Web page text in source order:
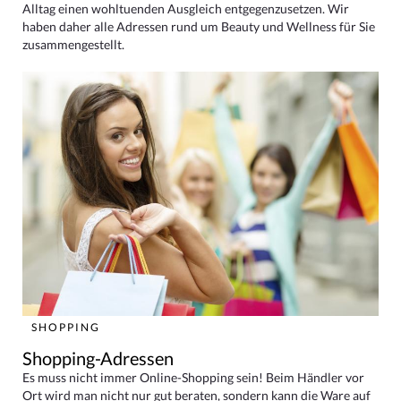
Alltag einen wohltuenden Ausgleich entgegenzusetzen. Wir
haben daher alle Adressen rund um Beauty und Wellness für Sie
zusammengestellt.
SHOPPING
Shopping-Adressen
Es muss nicht immer Online-Shopping sein! Beim Händler vor
Ort wird man nicht nur gut beraten, sondern kann die Ware auf